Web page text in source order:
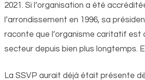
2021. Si l’organisation a été
l’arrondissement en 1996, sa
raconte que l’organisme caritatif est
secteur depuis bien plus longtemps.
La SSVP aurait déjà était présente